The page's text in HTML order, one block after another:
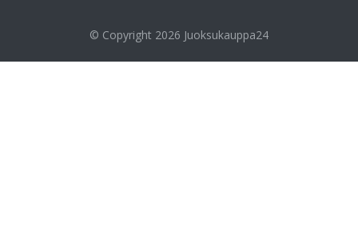
© Copyright 2026 Juoksukauppa24